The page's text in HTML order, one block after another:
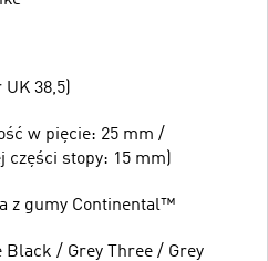
38,5)
w pięcie: 25 mm /
stopy: 15 mm)
z gumy Continental™
/ Grey Three / Grey